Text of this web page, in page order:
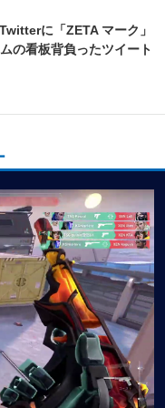
に「ZETA マーク」
の看板背負ったツイート